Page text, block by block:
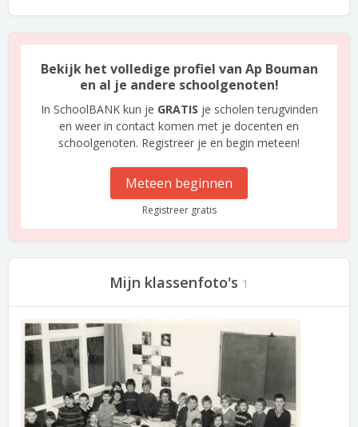
Bekijk het volledige profiel van Ap Bouman
en al je andere schoolgenoten!
In SchoolBANK kun je GRATIS je scholen terugvinden
en weer in contact komen met je docenten en
schoolgenoten. Registreer je en begin meteen!
Meteen beginnen
Registreer gratis
Mijn klassenfoto's 1